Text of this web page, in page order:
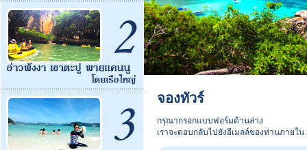
จองทัวร์
กรุณากรอกแบบฟอร์มด้านล่าง
เราจะตอบกลับไปยังอีเมลล์ของท่านภายใ